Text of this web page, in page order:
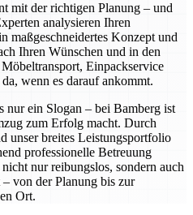
mit der richtigen Planung – und
analysieren Ihren
maßgeschneidertes Konzept und
Ihren Wünschen und in den
Einpackservice
wenn es darauf ankommt.
nur ein Slogan – bei Bamberg ist
zum Erfolg macht. Durch
unser breites Leistungsportfolio
professionelle Betreuung
nur reibungslos, sondern auch
von der Planung bis zur
Ort.